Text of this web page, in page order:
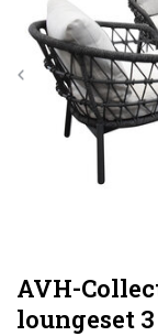
AVH-
loungeset